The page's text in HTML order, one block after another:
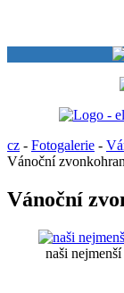
cz - Fotogalerie -
Vánoční
Vánoční
naši nejmenší